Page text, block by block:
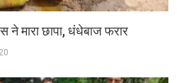
मारा छापा, धंधेबाज फरार